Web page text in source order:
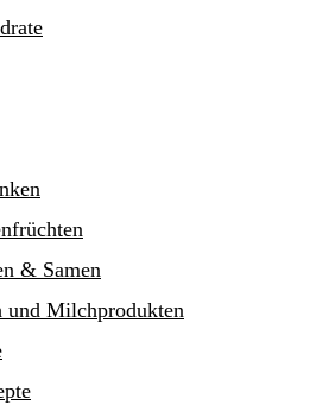
& Samen
Milchprodukten